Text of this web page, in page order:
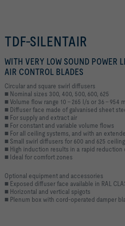
TDF-SILENTAIR
WITH VERY LOW SOUND POWER
AIR CONTROL BLADES
Circular and square swirl diffusers
■ Nominal sizes 300, 400, 500, 600, 625
■ Volume flow range 10 – 265 l/s or 36 – 954
■ Diffuser face made of galvanised sheet
■ For supply and extract air
■ For constant and variable volume flows
■ For all ceiling systems, and with an
■ Small swirl diffusers for 600 and 625
■ High induction results in a rapid
■ Ideal for comfort zones
Optional equipment and accessories
■ Exposed diffuser face available in RAL
■ Horizontal and vertical spigots
■ Plenum box with cord-operated damper